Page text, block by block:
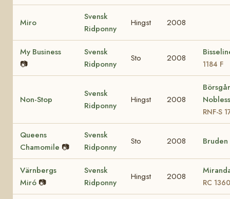
Miro
Svensk
Ridponny
Hingst 2008
My Business
📷
Svensk
Ridponny
Sto 2008
1184 F
Non-Stop
Svensk
Ridponny
Hingst 2008
RNF-S
Queens
Chamomile 📷
Svensk
Ridponny
Sto 2008 Bruden
Värnbergs
Miró 📷
Svensk
Ridponny
Hingst 2008
RC 1360